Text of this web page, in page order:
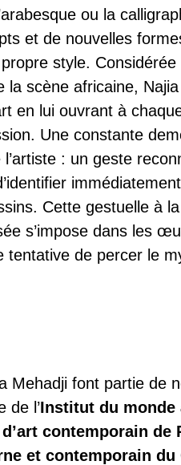
ou la
et de nouvelles
style.
la scène africaine,
en lui ouvrant à
Une constante
: un geste
Cette gestuelle à
s’impose dans les
tentative de percer le
Mehadji font partie de
de l’Institut du monde
contemporain de
et contemporain